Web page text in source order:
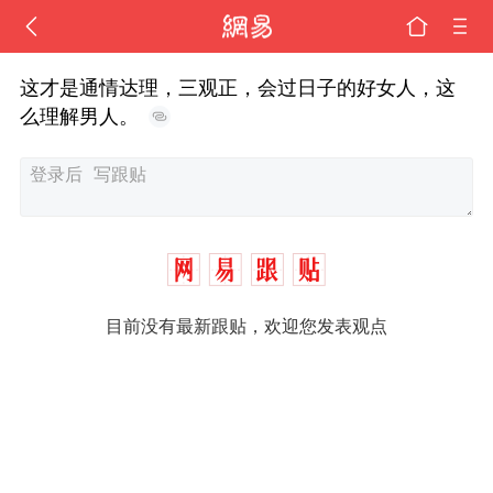
这才是通情达理，三观正，会过日子的好女人，这
么理解男人。
目前没有最新跟贴，欢迎您发表观点